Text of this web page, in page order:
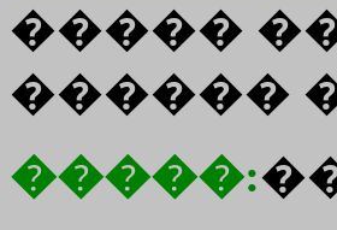
�����
������
�����: